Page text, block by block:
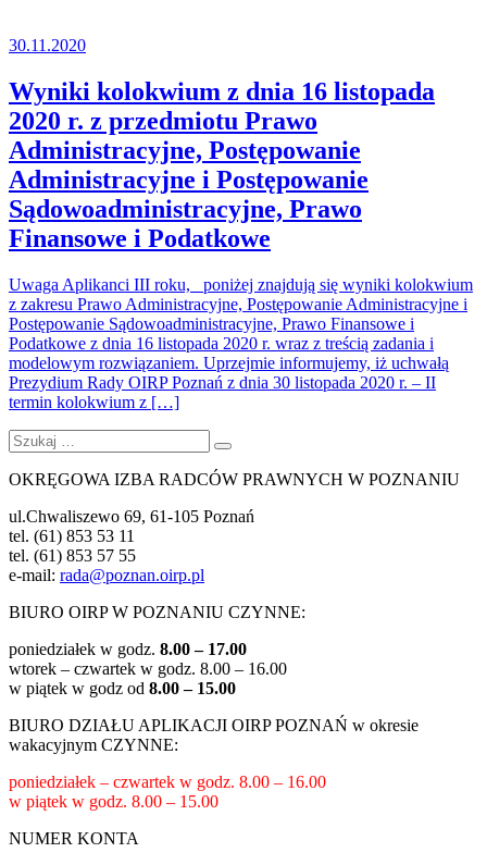
30.11.2020
Wyniki kolokwium z dnia 16 listopada
2020 r. z przedmiotu Prawo
Administracyjne, Postępowanie
Administracyjne i Postępowanie
Sądowoadministracyjne, Prawo
Finansowe i Podatkowe
Uwaga Aplikanci III roku, poniżej znajdują się wyniki kolokwium
z zakresu Prawo Administracyjne, Postępowanie Administracyjne i
Postępowanie Sądowoadministracyjne, Prawo Finansowe i
Podatkowe z dnia 16 listopada 2020 r. wraz z treścią zadania i
modelowym rozwiązaniem. Uprzejmie informujemy, iż uchwałą
Prezydium Rady OIRP Poznań z dnia 30 listopada 2020 r. – II
termin kolokwium z […]
Szukaj:
Szukaj
OKRĘGOWA IZBA RADCÓW PRAWNYCH W POZNANIU
ul.Chwaliszewo 69, 61-105 Poznań
tel. (61) 853 53 11
tel. (61) 853 57 55
e-mail: rada@poznan.oirp.pl
BIURO OIRP W POZNANIU CZYNNE:
poniedziałek w godz. 8.00 – 17.00
wtorek – czwartek w godz. 8.00 – 16.00
w piątek w godz od 8.00 – 15.00
BIURO DZIAŁU APLIKACJI OIRP POZNAŃ w okresie
wakacyjnym CZYNNE:
poniedziałek – czwartek w godz. 8.00 – 16.00
w piątek w godz. 8.00 – 15.00
NUMER KONTA